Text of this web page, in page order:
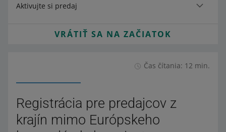
Aktivujte si predaj
VRÁTIŤ SA NA ZAČIATOK
Čas čítania: 12 min.
Registrácia pre predajcov z
krajín mimo Európskeho